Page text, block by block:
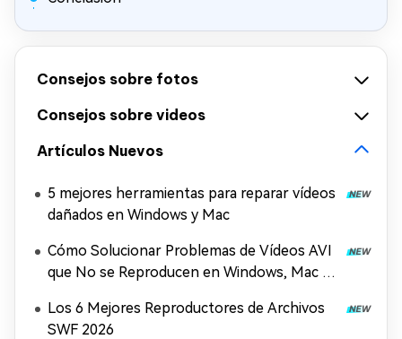
Consejos sobre fotos
Consejos sobre videos
Artículos Nuevos
5 mejores herramientas para reparar vídeos
dañados en Windows y Mac
Cómo Solucionar Problemas de Vídeos AVI
que No se Reproducen en Windows, Mac y
Los 6 Mejores Reproductores de Archivos
SWF 2026